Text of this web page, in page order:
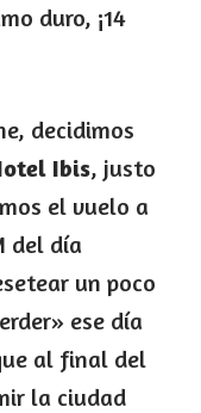
duro, ¡14
decidimos
Ibis, justo
el vuelo a
del día
un poco
ese día
al final del
la ciudad